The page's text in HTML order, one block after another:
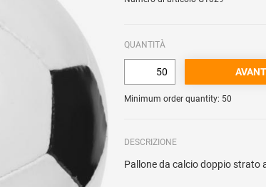
QUANTITÀ
Minimum order quantity: 50
DESCRIZIONE
Pallone da calcio doppio strato